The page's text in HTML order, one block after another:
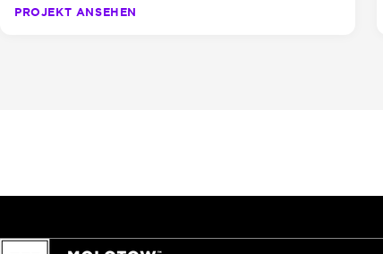
PROJEKT ANSEHEN